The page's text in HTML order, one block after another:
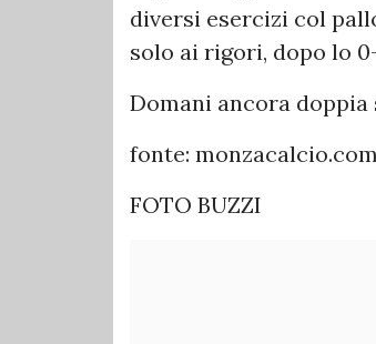
diversi esercizi col
solo ai rigori, dopo lo
Domani ancora doppia
fonte: monzacalcio.com
FOTO BUZZI